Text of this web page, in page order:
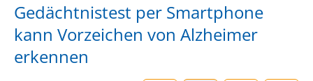
Gedächtnistest per Smartphone
kann Vorzeichen von Alzheimer
erkennen